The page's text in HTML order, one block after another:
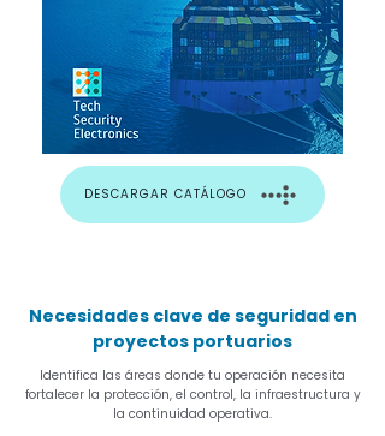
DESCARGAR CATÁLOGO
Necesidades clave de seguridad en
proyectos portuarios
Identifica las áreas donde tu operación necesita
fortalecer la protección, el control, la infraestructura y
la continuidad operativa.